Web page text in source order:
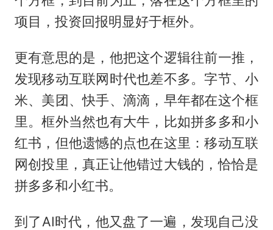
项目，投资回报明显好于框外。
更有意思的是，他把这个逻辑往前一推，
发现移动互联网时代也差不多。字节、小
米、美团、快手、滴滴，早年都在这个框
里。框外当然也有大牛，比如拼多多和小
红书，但他遗憾的点也在这里：移动互联
网创投里，真正让他错过大钱的，恰恰是
拼多多和小红书。
到了AI时代，他又盘了一遍，发现自己没